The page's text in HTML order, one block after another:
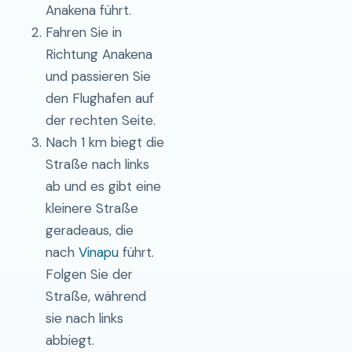
Anakena führt.
Fahren Sie in
Richtung Anakena
und passieren Sie
den Flughafen auf
der rechten Seite.
Nach 1 km biegt die
Straße nach links
ab und es gibt eine
kleinere Straße
geradeaus, die
nach Vinapuführt.
Folgen Sie der
Straße, während
sie nach links
abbiegt.